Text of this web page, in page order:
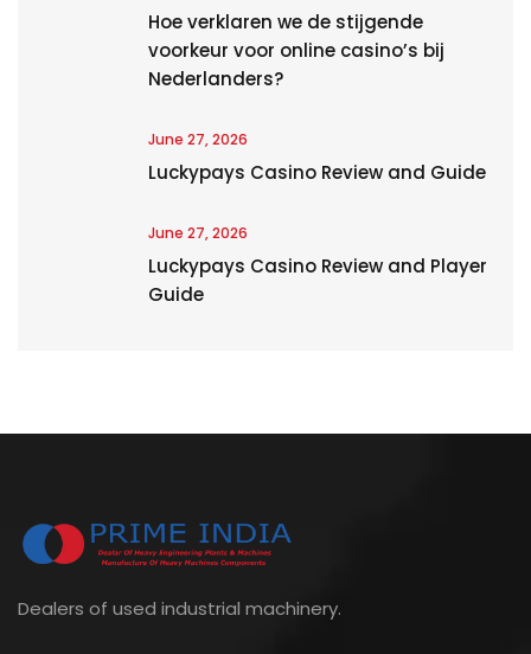
Hoe verklaren we de stijgende
voorkeur voor online casino’s bij
Nederlanders?
June 27, 2026
Luckypays Casino Review and Guide
June 27, 2026
Luckypays Casino Review and Player
Guide
Dealers of used industrial machinery.